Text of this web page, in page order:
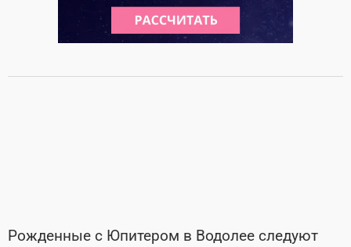
Рожденные с Юпитером в Водолее следуют